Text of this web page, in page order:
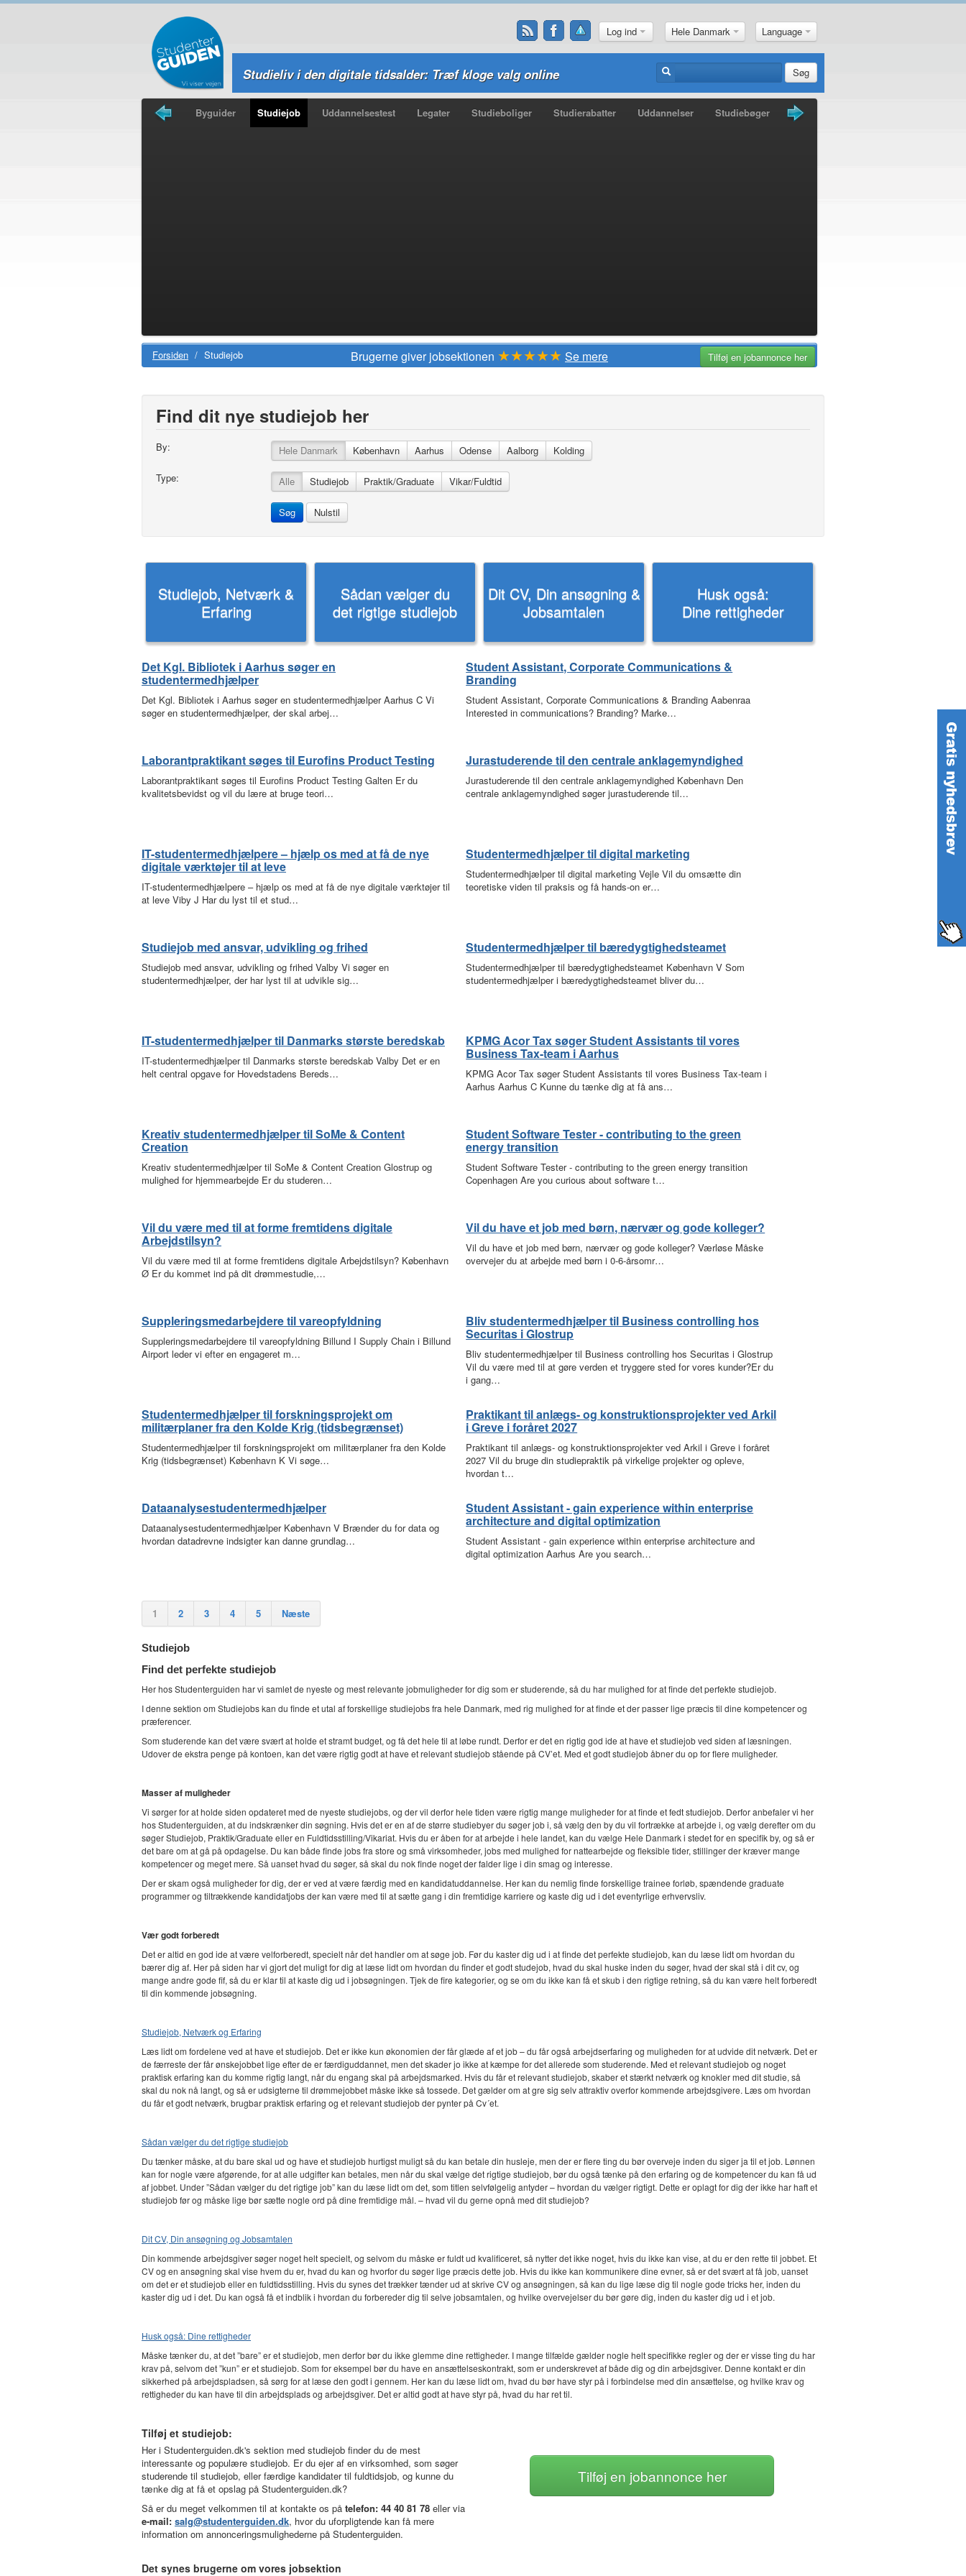
Log ind Hele Danmark Language
Studieliv i den digitale tidsalder: Træf kloge valg online Søg
Forsiden Byguider Studiejob Uddannelsestest Legater Studieboliger Studierabatter Uddannelser Studiebøger Guldkorn
Forsiden / Studiejob Brugerne giver jobsektionen ★★★★★ Se mere Tilføj en jobannonce her
Find dit nye studiejob her
By: Hele Danmark København Aarhus Odense Aalborg
Kolding
Type:
Alle Studiejob Praktik/Graduate Vikar/Fuldtid
Studiejob, Netværk &
Erfaring
Sådan vælger du
det rigtige studiejob
Dit CV, Din ansøgning &
Jobsamtalen
Husk også:
Dine rettigheder
Det Kgl. Bibliotek i Aarhus søger en
studentermedhjælper
Det Kgl. Bibliotek i Aarhus søger en studentermedhjælper Aarhus C Vi
søger en studentermedhjælper, der skal arbej…
Student Assistant, Corporate Communications &
Branding
Student Assistant, Corporate Communications & Branding Aabenraa
Interested in communications? Branding? Marke…
Laborantpraktikant søges til Eurofins Product Testing
Laborantpraktikant søges til Eurofins Product Testing Galten Er du
kvalitetsbevidst og vil du lære at bruge teori…
Jurastuderende til den centrale anklagemyndighed
Jurastuderende til den centrale anklagemyndighed København Den
centrale anklagemyndighed søger jurastuderende til…
IT-studentermedhjælpere – hjælp os med at få de nye
digitale værktøjer til at leve
IT-studentermedhjælpere – hjælp os med at få de nye digitale værktøjer til
at leve Viby J Har du lyst til et stud…
Studentermedhjælper til digital marketing
Studentermedhjælper til digital marketing Vejle Vil du omsætte din
teoretiske viden til praksis og få hands-on er…
Studiejob med ansvar, udvikling og frihed
Studiejob med ansvar, udvikling og frihed Valby Vi søger en
studentermedhjælper, der har lyst til at udvikle sig…
Studentermedhjælper til bæredygtighedsteamet
Studentermedhjælper til bæredygtighedsteamet København V Som
studentermedhjælper i bæredygtighedsteamet bliver du…
IT-studentermedhjælper til Danmarks største beredskab
IT-studentermedhjælper til Danmarks største beredskab Valby Det er en
helt central opgave for Hovedstadens Bereds…
KPMG Acor Tax søger Student Assistants til vores
Business Tax-team i Aarhus
KPMG Acor Tax søger Student Assistants til vores Business Tax-team i
Aarhus Aarhus C Kunne du tænke dig at få ans…
Kreativ studentermedhjælper til SoMe & Content
Creation
Kreativ studentermedhjælper til SoMe & Content Creation Glostrup og
mulighed for hjemmearbejde Er du studeren…
Student Software Tester - contributing to the green
energy transition
Student Software Tester - contributing to the green energy transition
Copenhagen Are you curious about software t…
Vil du være med til at forme fremtidens digitale
Arbejdstilsyn?
Vil du være med til at forme fremtidens digitale Arbejdstilsyn? København
Ø Er du kommet ind på dit drømmestudie,…
Vil du have et job med børn, nærvær og gode kolleger?
Vil du have et job med børn, nærvær og gode kolleger? Værløse Måske
overvejer du at arbejde med børn i 0-6-årsomr…
Suppleringsmedarbejdere til vareopfyldning
Suppleringsmedarbejdere til vareopfyldning Billund I Supply Chain i Billund
Airport leder vi efter en engageret m…
Bliv studentermedhjælper til Business controlling hos
Securitas i Glostrup
Bliv studentermedhjælper til Business controlling hos Securitas i Glostrup
Vil du være med til at gøre verden et tryggere sted for vores kunder?Er du
i gang…
Studentermedhjælper til forskningsprojekt om
militærplaner fra den Kolde Krig (tidsbegrænset)
Studentermedhjælper til forskningsprojekt om militærplaner fra den Kolde
Krig (tidsbegrænset) København K Vi søge…
Praktikant til anlægs- og konstruktionsprojekter ved Arkil
i Greve i foråret 2027
Praktikant til anlægs- og konstruktionsprojekter ved Arkil i Greve i foråret
2027 Vil du bruge din studiepraktik på virkelige projekter og opleve,
hvordan t…
Dataanalysestudentermedhjælper
Dataanalysestudentermedhjælper København V Brænder du for data og
hvordan datadrevne indsigter kan danne grundlag…
Student Assistant - gain experience within enterprise
architecture and digital optimization
Student Assistant - gain experience within enterprise architecture and
digital optimization Aarhus Are you search…
1 2 3 4 5 Næste
Studiejob
Find det perfekte studiejob
Her hos Studenterguiden har vi samlet de nyeste og mest relevante jobmuligheder for dig som er studerende, så du har mulighed for at finde det perfekte studiejob.
I denne sektion om Studiejobs kan du finde et utal af forskellige studiejobs fra hele Danmark, med rig mulighed for at finde et der passer lige præcis til dine kompetencer og
præferencer.
Som studerende kan det være svært at holde et stramt budget, og få det hele til at løbe rundt. Derfor er det en rigtig god ide at have et studiejob ved siden af læsningen.
Udover de ekstra penge på kontoen, kan det være rigtig godt at have et relevant studiejob stående på CV’et. Med et godt studiejob åbner du op for flere muligheder.
Masser af muligheder
Vi sørger for at holde siden opdateret med de nyeste studiejobs, og der vil derfor hele tiden være rigtig mange muligheder for at finde et fedt studiejob. Derfor anbefaler vi her
hos Studenterguiden, at du indskrænker din søgning. Hvis det er en af de større studiebyer du søger job i, så vælg den by du vil fortrække at arbejde i, og vælg derefter om du
søger Studiejob, Praktik/Graduate eller en Fuldtidsstilling/Vikariat. Hvis du er åben for at arbejde i hele landet, kan du vælge Hele Danmark i stedet for en specifik by, og så er
det bare om at gå på opdagelse. Du kan både finde jobs fra store og små virksomheder, jobs med mulighed for nattearbejde og fleksible tider, stillinger der kræver mange
kompetencer og meget mere. Så uanset hvad du søger, så skal du nok finde noget der falder lige i din smag og interesse.
Der er skam også muligheder for dig, der er ved at være færdig med en kandidatuddannelse. Her kan du nemlig finde forskellige trainee forløb, spændende graduate
programmer og tiltrækkende kandidatjobs der kan være med til at sætte gang i din fremtidige karriere og kaste dig ud i det eventyrlige erhvervsliv.
Vær godt forberedt
Det er altid en god ide at være velforberedt, specielt når det handler om at søge job. Før du kaster dig ud i at finde det perfekte studiejob, kan du læse lidt om hvordan du
bærer dig af. Her på siden har vi gjort det muligt for dig at læse lidt om hvordan du finder et godt studejob, hvad du skal huske inden du søger, hvad der skal stå i dit cv, og
mange andre gode fif, så du er klar til at kaste dig ud i jobsøgningen. Tjek de fire kategorier, og se om du ikke kan få et skub i den rigtige retning, så du kan være helt forberedt
til din kommende jobsøgning.
Studiejob, Netværk og Erfaring
Læs lidt om fordelene ved at have et studiejob. Det er ikke kun økonomien der får glæde af et job – du får også arbejdserfaring og muligheden for at udvide dit netværk. Det er
de færreste der får ønskejobbet lige efter de er færdiguddannet, men det skader jo ikke at kæmpe for det allerede som studerende. Med et relevant studiejob og noget
praktisk erfaring kan du komme rigtig langt, når du engang skal på arbejdsmarked. Hvis du får et relevant studiejob, skaber et stærkt netværk og knokler med dit studie, så
skal du nok nå langt, og så er udsigterne til drømmejobbet måske ikke så tossede. Det gælder om at gre sig selv attraktiv overfor kommende arbejdsgivere. Læs om hvordan
du får et godt netværk, brugbar praktisk erfaring og et relevant studiejob der pynter på Cv´et.
Sådan vælger du det rigtige studiejob
Du tænker måske, at du bare skal ud og have et studiejob hurtigst muligt så du kan betale din husleje, men der er flere ting du bør overveje inden du siger ja til et job. Lønnen
kan for nogle være afgørende, for at alle udgifter kan betales, men når du skal vælge det rigtige studiejob, bør du også tænke på den erfaring og de kompetencer du kan få ud
af jobbet. Under ”Sådan vælger du det rigtige job” kan du læse lidt om det, som titlen selvfølgelig antyder – hvordan du vælger rigtigt. Dette er oplagt for dig der ikke har haft et
studiejob før og måske lige bør sætte nogle ord på dine fremtidige mål. – hvad vil du gerne opnå med dit studiejob?
Dit CV, Din ansøgning og Jobsamtalen
Din kommende arbejdsgiver søger noget helt specielt, og selvom du måske er fuldt ud kvalificeret, så nytter det ikke noget, hvis du ikke kan vise, at du er den rette til jobbet. Et
CV og en ansøgning skal vise hvem du er, hvad du kan og hvorfor du søger lige præcis dette job. Hvis du ikke kan kommunikere dine evner, så er det svært at få job, uanset
om det er et studiejob eller en fuldtidsstilling. Hvis du synes det trækker tænder ud at skrive CV og ansøgningen, så kan du lige læse dig til nogle gode tricks her, inden du
kaster dig ud i det. Du kan også få et indblik i hvordan du forbereder dig til selve jobsamtalen, og hvilke overvejelser du bør gøre dig, inden du kaster dig ud i et job.
Husk også: Dine rettigheder
Måske tænker du, at det ”bare” er et studiejob, men derfor bør du ikke glemme dine rettigheder. I mange tilfælde gælder nogle helt specifikke regler og der er visse ting du har
krav på, selvom det ”kun” er et studiejob. Som for eksempel bør du have en ansættelseskontrakt, som er underskrevet af både dig og din arbejdsgiver. Denne kontakt er din
sikkerhed på arbejdspladsen, så sørg for at læse den godt i gennem. Her kan du læse lidt om, hvad du bør have styr på i forbindelse med din ansættelse, og hvilke krav og
rettigheder du kan have til din arbejdsplads og arbejdsgiver. Det er altid godt at have styr på, hvad du har ret til.
Tilføj et studiejob:
Her i Studenterguiden.dk's sektion med studiejob finder du de mest
interessante og populære studiejob. Er du ejer af en virksomhed, som søger
studerende til studiejob, eller færdige kandidater til fuldtidsjob, og kunne du
tænke dig at få et opslag på Studenterguiden.dk?
Så er du meget velkommen til at kontakte os på telefon: 44 40 81 78 eller via
e-mail: salg@studenterguiden.dk, hvor du uforpligtende kan få mere
information om annonceringsmulighederne på Studenterguiden.
Tilføj en jobannonce her
Det synes brugerne om vores jobsektion